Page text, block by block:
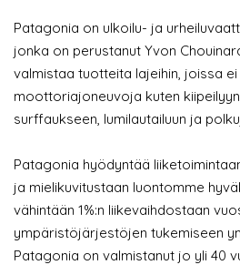
Patagonia on ulkoilu- ja
jonka on perustanut Yvon
valmistaa tuotteita lajeihin, joissa
moottoriajoneuvoja kuten
surffaukseen, lumilautailuun ja
Patagonia hyödyntää
ja mielikuvitustaan luontomme
vähintään 1%:n liikevaihdostaan
ympäristöjärjestöjen tukemiseen
Patagonia on valmistanut jo yli 40